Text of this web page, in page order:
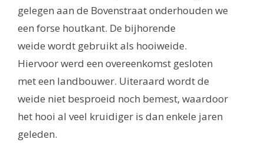
gelegen aan de Bovenstraat onderhouden we
een forse houtkant. De bijhorende
weide wordt gebruikt als hooiweide.
Hiervoor werd een overeenkomst gesloten
met een landbouwer. Uiteraard wordt de
weide niet besproeid noch bemest, waardoor
het hooi al veel kruidiger is dan enkele jaren
geleden.